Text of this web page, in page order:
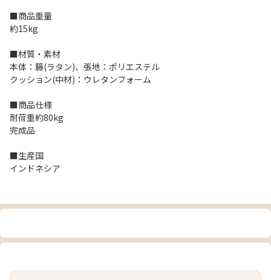
■商品重量
約15kg
■材質・素材
本体：籐(ラタン)、張地：ポリエステル
クッション(中材)：ウレタンフォーム
■商品仕様
耐荷重約80kg
完成品
■生産国
インドネシア